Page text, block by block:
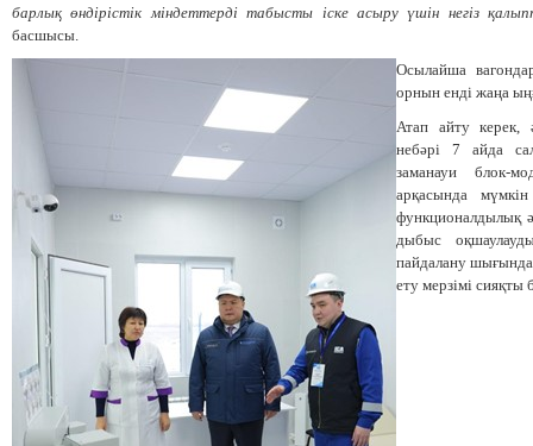
барлық өндірістік міндеттерді табысты іскеасыруүшін негіз
басшысы.
Осылайша
орнын енді жаңа
Атап айту керек,
небәрі
7
айда
заманауи
блок-
арқасында
функционалдылық
дыбыс
пайдалану
ету мерзімі